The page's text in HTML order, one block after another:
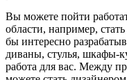
Вы можете пойти
области, например,
бы интересно
диваны, стулья, шкафы-
работа для вас. Между